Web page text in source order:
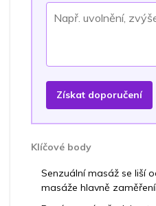
Získat doporučení
Klíčové body
Senzuální masáž se liší
masáže hlavně